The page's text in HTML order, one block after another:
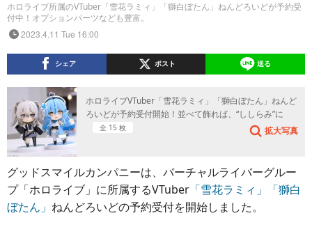
ホロライブ所属のVTuber「雪花ラミィ」「獅白ぼたん」ねんどろいどが予約受
付中！オプションパーツなども豊富。
2023.4.11 Tue 16:00
シェア ポスト 送る
ホロライブVTuber「雪花ラミィ」「獅白ぼたん」ねんど
ろいどが予約受付開始！並べて飾れば、“ししらみ”に
全 15 枚 拡大写真
グッドスマイルカンパニーは、バーチャルライバーグルー
プ「ホロライブ」に所属するVTuber 「雪花ラミィ」
「獅白
ぼたん」 ねんどろいどの予約受付を開始しました。